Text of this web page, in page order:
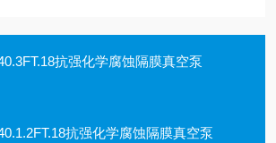
抗强化学腐蚀隔膜真空泵
抗强化学腐蚀隔膜真空泵